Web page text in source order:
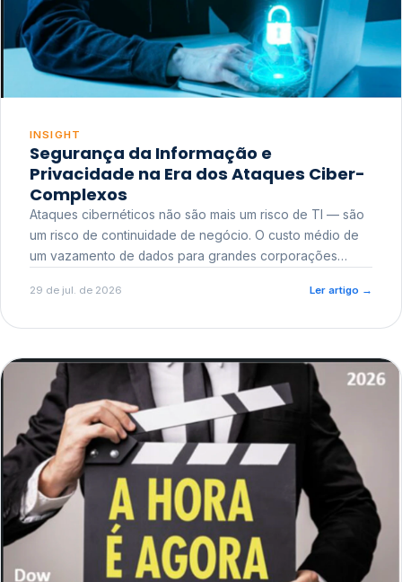
INSIGHT
Segurança da Informação e
Privacidade na Era dos Ataques Ciber-
Complexos
Ataques cibernéticos não são mais um risco de TI — são
um risco de continuidade de negócio. O custo médio de
um vazamento de dados para grandes corporações
reputacional e o risco regulatório junto a órgãos como a
29 de jul. de 2026 Ler artigo →